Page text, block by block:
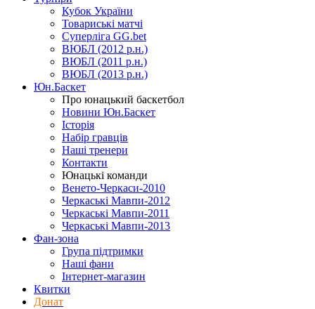
Кубок України
Товариські матчі
Суперліга GG.bet
ВЮБЛ (2012 р.н.)
ВЮБЛ (2011 р.н.)
ВЮБЛ (2013 р.н.)
Юн.Баскет
Про юнацький баскетбол
Новини Юн.Баскет
Історія
Набір гравців
Наші тренери
Контакти
Юнацькі команди
Венето-Черкаси-2010
Черкаські Мавпи-2012
Черкаські Мавпи-2011
Черкаські Мавпи-2013
Фан-зона
Група підтримки
Наші фани
Інтернет-магазин
Квитки
Донат